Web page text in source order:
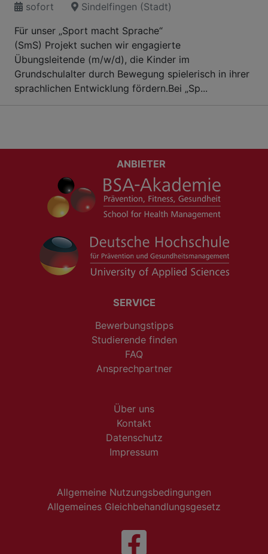
sofort
Sindelfingen (Stadt)
Für unser „Sport macht Sprache“
(SmS) Projekt suchen wir engagierte
Übungsleitende (m/w/d), die Kinder im
Grundschulalter durch Bewegung spielerisch in ihrer
sprachlichen Entwicklung fördern.Bei „Sp...
ANBIETER
SERVICE
Bewerbungstipps
Studierende finden
FAQ
Ansprechpartner
Über uns
Kontakt
Datenschutz
Impressum
Allgemeine Nutzungsbedingungen
Allgemeines Gleichbehandlungsgesetz